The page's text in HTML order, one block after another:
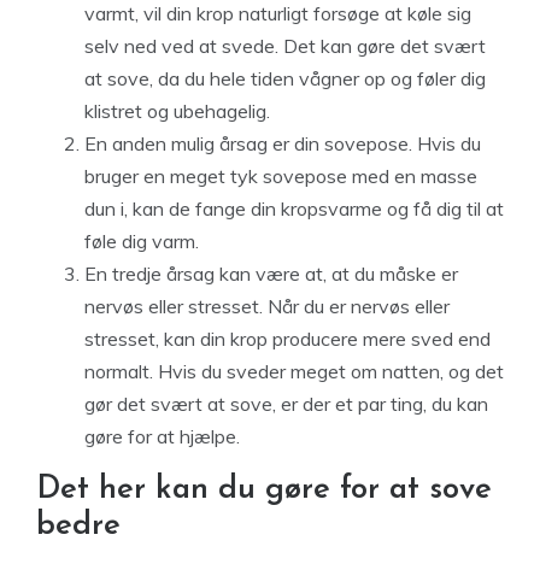
varmt, vil din krop naturligt forsøge at køle sig
selv ned ved at svede. Det kan gøre det svært
at sove, da du hele tiden vågner op og føler dig
klistret og ubehagelig.
En anden mulig årsag er din sovepose. Hvis du
bruger en meget tyk sovepose med en masse
dun i, kan de fange din kropsvarme og få dig til at
føle dig varm.
En tredje årsag kan være at, at du måske er
nervøs eller stresset. Når du er nervøs eller
stresset, kan din krop producere mere sved end
normalt. Hvis du sveder meget om natten, og det
gør det svært at sove, er der et par ting, du kan
gøre for at hjælpe.
Det her kan du gøre for at sove
bedre